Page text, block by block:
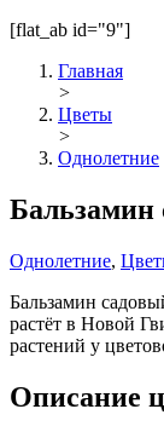
[flat_ab id="9"]
Главная
>
Цветы
>
Однолетние
Однолетние,
Бальзамин
растёт в Новой
растений у
Описание